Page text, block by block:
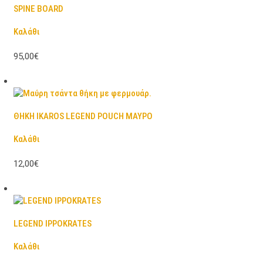
SPINE BOARD
Καλάθι
95,00€
ΘΗΚΗ IKAROS LEGEND POUCH ΜΑΥΡΟ
Καλάθι
12,00€
LEGEND IPPOKRATES
Καλάθι